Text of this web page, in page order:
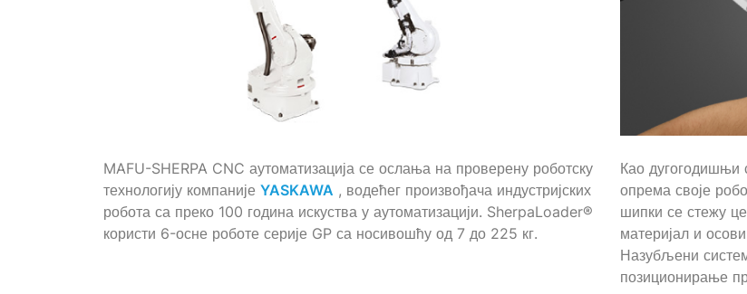
MAFU-SHERPA CNC аутоматизација се ослања на проверену роботску
технологију компаније YASKAWA , водећег произвођача индустријских
робота са преко 100 година искуства у аутоматизацији. SherpaLoader®
користи 6-осне роботе серије GP са носивошћу од 7 до 225 кг.
Као дугогодишњи
опрема своје
шипки се стежу
материјал и
Назубљени
позиционирање